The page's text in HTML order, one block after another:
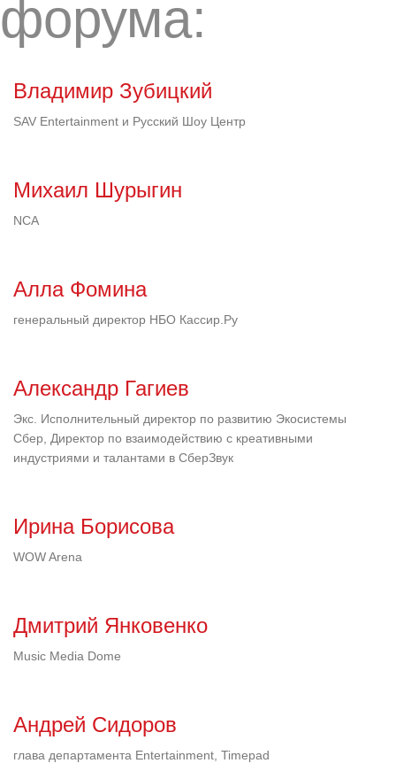
форума:
Владимир Зубицкий
SAV Entertainment и Русский Шоу Центр
Михаил Шурыгин
NCA
Алла Фомина
генеральный директор НБО Кассир.Ру
Александр Гагиев
Экс. Исполнительный директор по развитию Экосистемы
Сбер, Директор по взаимодействию с креативными
индустриями и талантами в СберЗвук
Ирина Борисова
WOW Arena
Дмитрий Янковенко
Music Media Dome
Андрей Сидоров
глава департамента Entertainment, Timepad